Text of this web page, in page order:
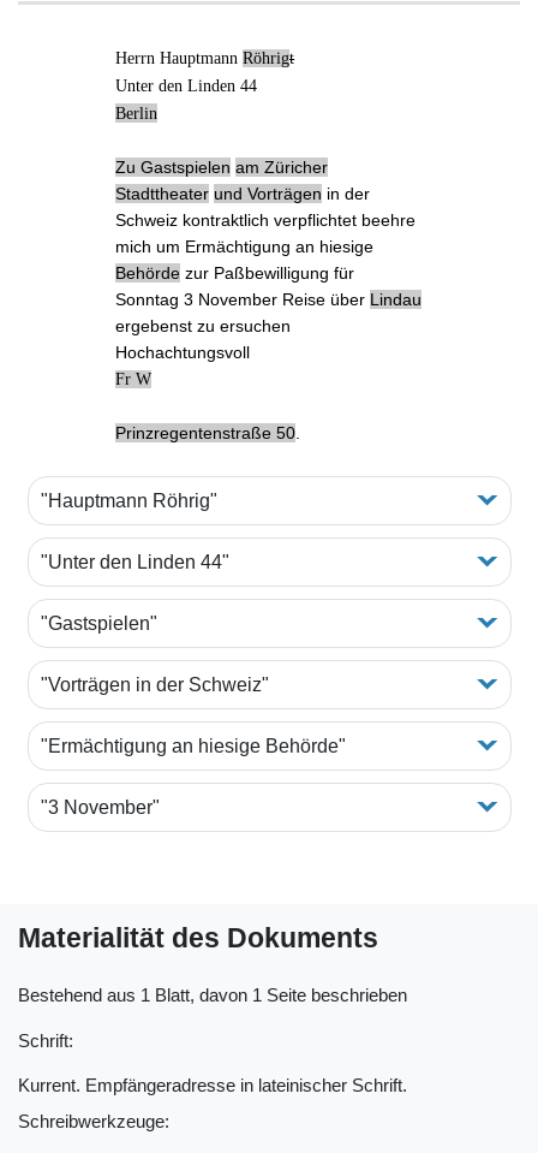
HerrnHauptmannRöhrigt
Unter den Linden 44
Berlin
ZuGastspielen amZüricher
Stadttheater undVorträgen in der
Schweiz kontraktlich verpflichtet beehre
mich um Ermächtigung an hiesige
Behörde zur Paßbewilligung für
Sonntag3 November Reise über Lindau
ergebenst zu ersuchen
Hochachtungsvoll
Fr W
Prinzregentenstraße 50
"Hauptmann Röhrig"
"Unter den Linden 44"
"Gastspielen"
"Vorträgen in der Schweiz"
"Ermächtigung an hiesige Behörde"
"3 November"
Materialität des Dokuments
Bestehend aus 1 Blatt, davon 1 Seite beschrieben
Schrift:
Kurrent. Empfängeradresse in lateinischer Schrift.
Schreibwerkzeuge: